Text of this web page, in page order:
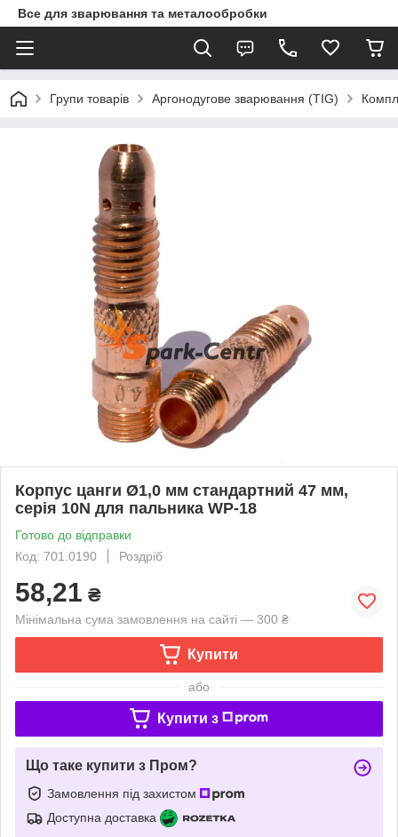
Все для зварювання та металообробки
Групи товарів Аргонодугове зварювання (TIG)
Корпус цанги Ø1,0 мм стандартний 47 мм,
серія 10N для пальника WP-18
Готово до відправки
Код: 701.0190
Роздріб
58,21 ₴
Мінімальна сума замовлення на сайті — 300 ₴
Купити
або
Купити з
Що таке купити з Пром?
Замовлення під захистом
Доступна доставка